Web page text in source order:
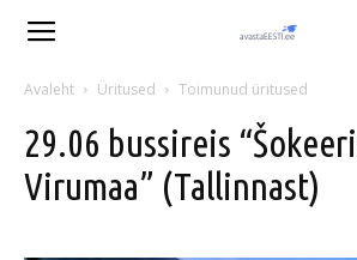
Avaleht Üritused Toimunud üritused
29.06 bussireis
Virumaa” (Tallinnast)